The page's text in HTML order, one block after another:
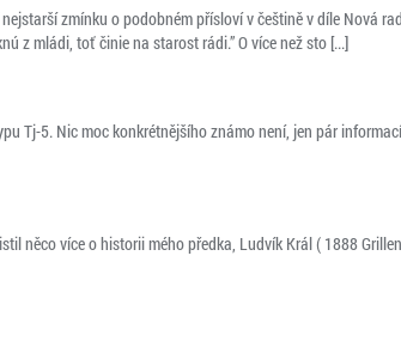
zmínku o podobném přísloví v češtině v díle Nová
z mládi, toť činie na starost rádi.” O více než sto [...]
Tj-5. Nic moc konkrétnějšího známo není, jen pár
něco více o historii mého předka, Ludvík Král ( 1888